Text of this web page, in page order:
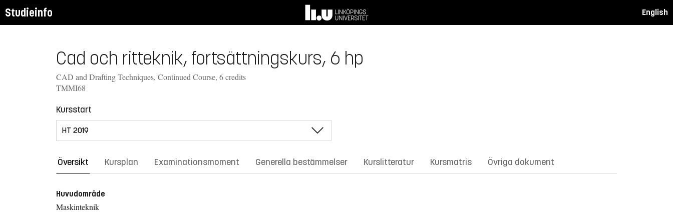
Studieinfo English
Cad och ritteknik, fortsättningskurs, 6 hp
CAD and Drafting Techniques, Continued Course, 6 credits
TMMI68
Kursstart
Översikt Kursplan Examinationsmoment Generella bestämmelser Kurslitteratur Kursmatris Övriga dokument
Huvudområde
Maskinteknik